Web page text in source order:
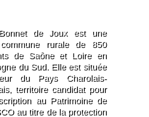
de Joux est une
rurale de 850
de Saône et Loire en
du Sud. Elle est située
du Pays Charolais-
territoire candidat pour
au Patrimoine de
au titre de la protection